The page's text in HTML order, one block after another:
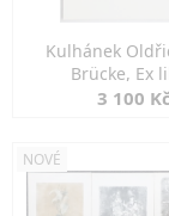
Kulhánek
Brücke, Ex
3 100 Kč
NOVÉ